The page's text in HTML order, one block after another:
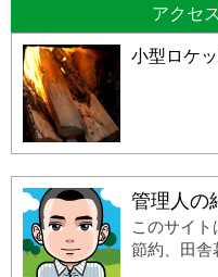
アクセ
小型ロケ
管理人の
このサイ
節約、田舎